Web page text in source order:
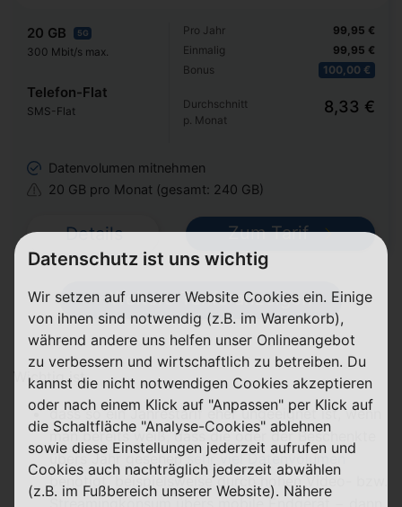
20 GB 5G
300 Mbit/s max.
Telefon-Flat
SMS-Flat
Pro Jahr
Einmalig
Bonus
99,95 €
99,95 €
100,00 €
Durchschnitt
p. Monat
8,33 €
Datenvolumen mitnehmen
20 GB pro Monat (gesamt: 240 GB)
Details Zum Tarif
Weitere Tarife anzeigen
Wichtig ist,
dass so ein Jahrestarif eher ungeeignet ist, wenn
man bereits weiß, dass die oder der Beschenkte
übers Jahr gesehensehr viel Datenvolumen
benötigt, beispielsweise durch hohen Video- bzw.
Streamingkonsum übers mobile Endgerät − dann
Datenschutz ist uns wichtig
Wir setzen auf unserer Website Cookies ein. Einige
von ihnen sind notwendig (z.B. im Warenkorb),
während andere uns helfen unser Onlineangebot
zu verbessern und wirtschaftlich zu betreiben. Du
kannst die nicht notwendigen Cookies akzeptieren
oder nach einem Klick auf "Anpassen" per Klick auf
die Schaltfläche "Analyse-Cookies" ablehnen
sowie diese Einstellungen jederzeit aufrufen und
Cookies auch nachträglich jederzeit abwählen
(z.B. im Fußbereich unserer Website). Nähere